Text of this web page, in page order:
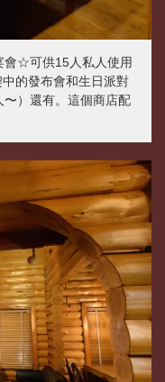
會☆可供15人私人使用
的發布會和生日派對
）還有。這個商店配
アする